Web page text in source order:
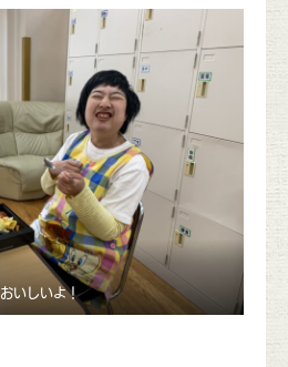
おいしいよ！